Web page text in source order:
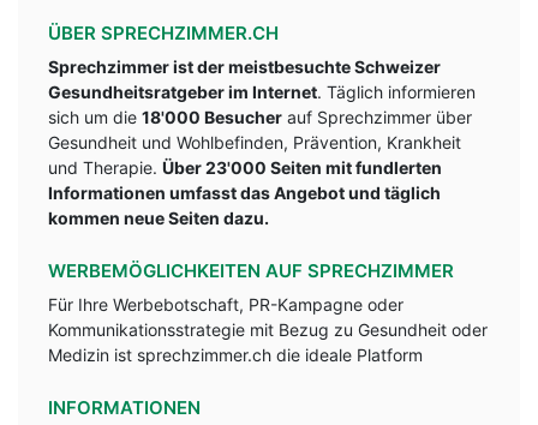
ÜBER SPRECHZIMMER.CH
Sprechzimmer ist der meistbesuchte Schweizer
Gesundheitsratgeber im Internet. Täglich informieren
sich um die 18'000 Besucher auf Sprechzimmer über
Gesundheit und Wohlbefinden, Prävention, Krankheit
und Therapie. Über 23'000 Seiten mit fundlerten
Informationen umfasst das Angebot und täglich
kommen neue Seiten dazu.
WERBEMÖGLICHKEITEN AUF SPRECHZIMMER
Für Ihre Werbebotschaft, PR-Kampagne oder
Kommunikationsstrategie mit Bezug zu Gesundheit oder
Medizin ist sprechzimmer.ch die ideale Platform
INFORMATIONEN